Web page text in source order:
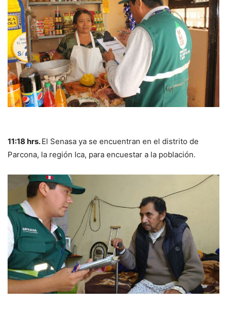
11:18 hrs.El Senasa ya se encuentran en el distrito de
Parcona, la región Ica, para encuestar a la población.